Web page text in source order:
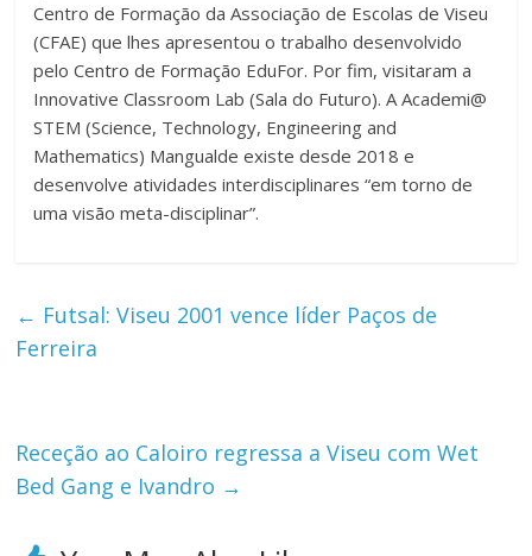
Centro de Formação da Associação de Escolas de Viseu
(CFAE) que lhes apresentou o trabalho desenvolvido
pelo Centro de Formação EduFor. Por fim, visitaram a
Innovative Classroom Lab (Sala do Futuro). A Academi@
STEM (Science, Technology, Engineering and
Mathematics) Mangualde existe desde 2018 e
desenvolve atividades interdisciplinares “em torno de
uma visão meta-disciplinar”.
← Futsal: Viseu 2001 vence líder Paços de
Ferreira
Receção ao Caloiro regressa a Viseu com Wet
Bed Gang e Ivandro →